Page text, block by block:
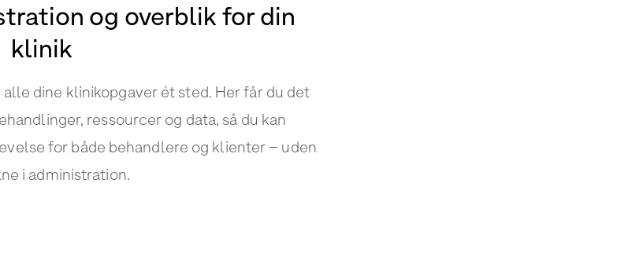
og overblik for din
klinik
dine klinikopgaver ét sted. Her får du det
ressourcer og data, så du kan
for både behandlere og klienter – uden
i administration.